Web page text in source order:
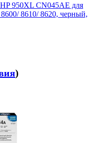
950XL CN045AE для
8610/ 8620, черный,
)